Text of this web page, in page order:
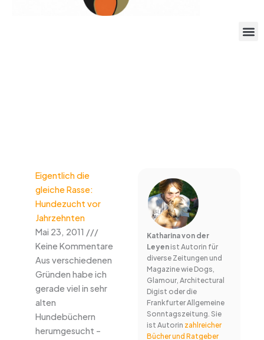
Eigentlich die
gleiche Rasse:
Hundezucht vor
Jahrzehnten
Mai 23, 2011
Keine Kommentare
Aus verschiedenen
Gründen habe ich
gerade viel in sehr
alten
Hundebüchern
herumgesucht –
Katharina von der
Leyenist Autorin für
diverse Zeitungen und
Magazine wie Dogs,
Glamour, Architectural
Digist oder die
Frankfurter Allgemeine
Sonntagszeitung. Sie
ist Autorin zahlreicher
Bücher und Ratgeber